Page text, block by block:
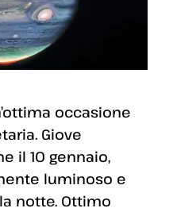
occasione
Giove
il 10 gennaio,
luminoso e
notte. Ottimo